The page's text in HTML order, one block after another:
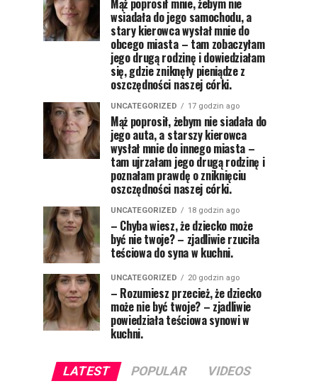
Mąż poprosił mnie, żebym nie
wsiadała do jego samochodu, a
stary kierowca wysłał mnie do
obcego miasta – tam zobaczyłam
jego drugą rodzinę i dowiedziałam
się, gdzie zniknęły pieniądze z
oszczędności naszej córki.
UNCATEGORIZED 17 godzin ago
Mąż poprosił, żebym nie siadała do
jego auta, a starszy kierowca
wysłał mnie do innego miasta –
tam ujrzałam jego drugą rodzinę i
poznałam prawdę o zniknięciu
oszczędności naszej córki.
UNCATEGORIZED 18 godzin ago
– Chyba wiesz, że dziecko może
być nie twoje? – zjadliwie rzuciła
teściowa do syna w kuchni.
UNCATEGORIZED 20 godzin ago
– Rozumiesz przecież, że dziecko
może nie być twoje? – zjadliwie
powiedziała teściowa synowi w
kuchni.
LATEST POPULAR VIDEOS